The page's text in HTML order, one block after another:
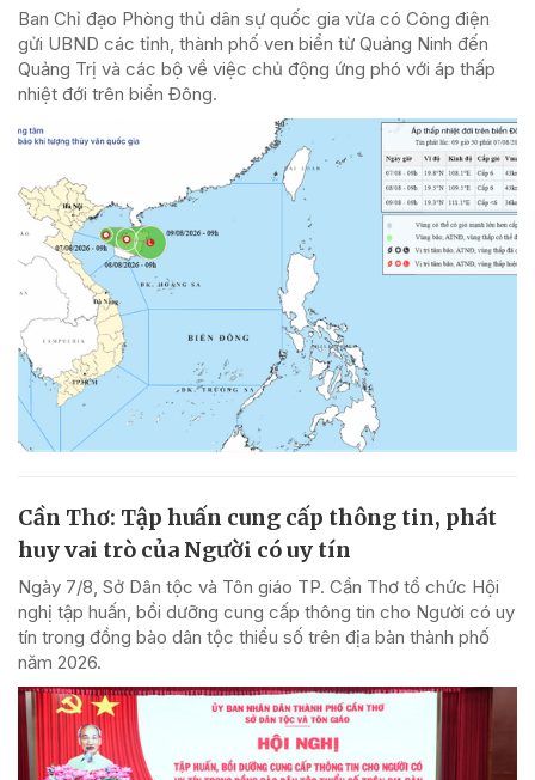
Ban Chỉ đạo Phòng thủ dân sự quốc gia vừa có Công điện
gửi UBND các tỉnh, thành phố ven biển từ Quảng Ninh đến
Quảng Trị và các bộ về việc chủ động ứng phó với áp thấp
nhiệt đới trên biển Đông.
Cần Thơ: Tập huấn cung cấp thông tin, phát
huy vai trò của Người có uy tín
Ngày 7/8, Sở Dân tộc và Tôn giáo TP. Cần Thơ tổ chức Hội
nghị tập huấn, bồi dưỡng cung cấp thông tin cho Người có uy
tín trong đồng bào dân tộc thiểu số trên địa bàn thành phố
năm 2026.